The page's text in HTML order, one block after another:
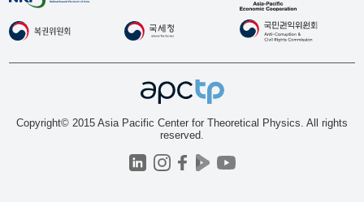
Copyright© 2015 Asia Pacific Center for Theoretical Physics. All rights
reserved.